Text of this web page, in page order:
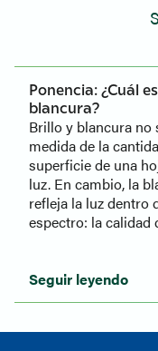
Ponencia: ¿Cuál
blancura?
Brillo y blancura
medida de la
superficie de una
luz. En cambio, la
refleja la luz dentro
espectro: la calidad
Seguir leyendo